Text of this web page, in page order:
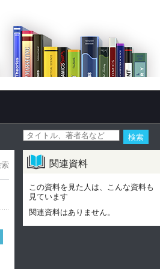
関連資料
この資料を見た人は、こんな資料も
見ています
関連資料はありません。